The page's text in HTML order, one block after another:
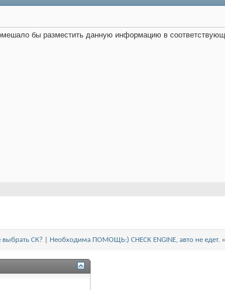
бы разместить данную информацию в
выбрать СК?| Необходима ПОМОЩЬ:) CHECK ENGINE, авто не едет. »